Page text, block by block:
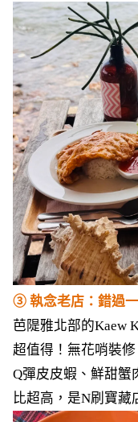
③ 執念老店：錯過
芭隄雅北部的Kaew
超值得！無花哨裝
Q彈皮皮蝦、鮮甜蟹
比超高，是N刷寶藏